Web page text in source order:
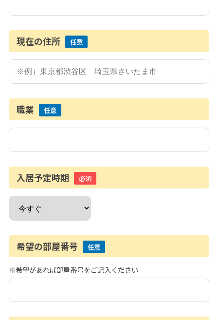
現在の住所 任意
職業 任意
入居予定時期 必須
希望の部屋番号 任意
※希望があれば部屋番号をご記入ください